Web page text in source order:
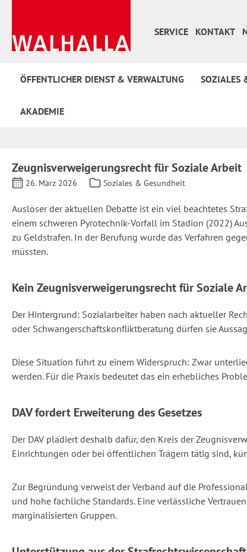
SERVICE
KONTAKT
ÖFFENTLICHER DIENST & VERWALTUNG SOZIALES
AKADEMIE
Zeugnisverweigerungsrecht für Soziale Arbeit
26. März 2026 Soziales & Gesundheit
Auslöser der aktuellen Debatte ist ein viel beachtetes
einem schweren Pyrotechnik-Vorfall im Stadion (2022)
zu Geldstrafen. In der Berufung wurde das Verfahren
müssten.
Kein Zeugnisverweigerungsrecht für Soziale
Der Hintergrund: Sozialarbeiter haben nach aktueller
oder Schwangerschaftskonfliktberatung dürfen sie
Diese Situation führt zu einem Widerspruch: Zwar
werden. Für die Praxis bedeutet das ein erhebliches
DAV fordert Erweiterung des Gesetzes
Der DAV plädiert deshalb dafür, den Kreis der
Einrichtungen oder bei öffentlichen Trägern tätig sind,
Zur Begründung verweist der Verband auf die
und hohe fachliche Standards. Eine verlässliche
marginalisierten Gruppen.